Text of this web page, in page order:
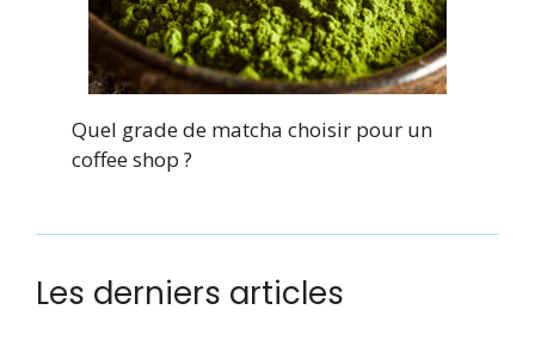
Quel grade de matcha choisir pour un
coffee shop ?
Les derniers articles